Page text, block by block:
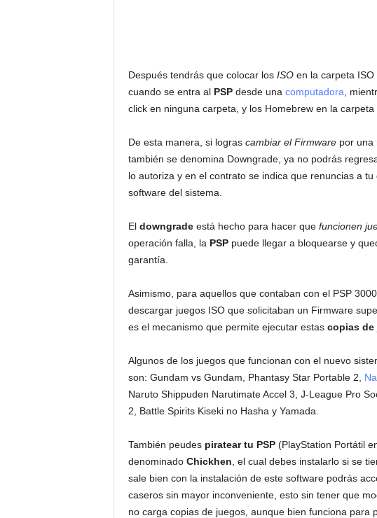
Después tendrás que colocar los ISOen la carpeta ISO
cuando se entra al PSPdesde una computadora ,
click en ninguna carpeta, y los Homebrew en la carpeta
De esta manera, si logras cambiar el Firmwarepor una
también se denomina Downgrade, ya no podrás
lo autoriza y en el contrato se indica que renuncias a
software del sistema.
El downgradeestá hecho para hacer que funcionen
operación falla, la PSPpuede llegar a bloquearse y
garantía.
Asimismo, para aquellos que contaban con el PSP
descargar juegos ISO que solicitaban un Firmware
es el mecanismo que permite ejecutar estas copias de
Algunos de los juegos que funcionan con el nuevo
son: Gundam vs Gundam, Phantasy Star Portable 2,
Naruto Shippuden Narutimate Accel 3, J-League Pro
2, Battle Spirits Kiseki no Hasha y Yamada.
También peudes piratear tu PSP(PlayStation Portátil
denominado Chickhen , el cual debes instalarlo si se
sale bien con la instalación de este software podrás
caseros sin mayor inconveniente, esto sin tener que
no carga copias de juegos, aunque bien funciona para